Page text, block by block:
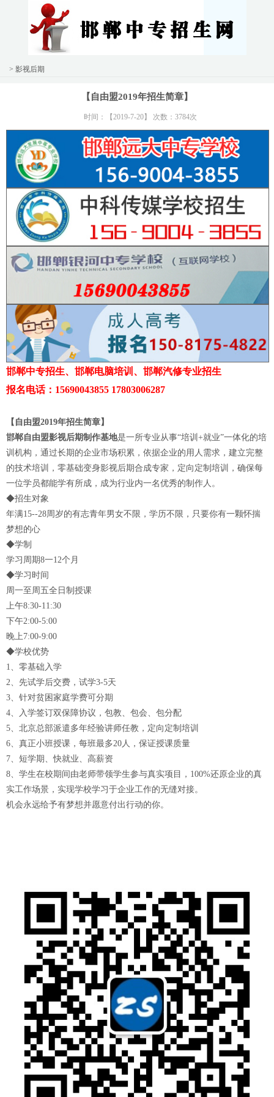
> 影视后期
【自由盟2019年招生简章】
时间：【2019-7-20】 次数：3784次
邯郸中专招生、邯郸电脑培训、邯郸汽修专业招生
报名电话：15690043855 17803006287
【自由盟2019年招生简章】
邯郸自由盟影视后期制作基地是一所专业从事“培训+就业”一体化的培
训机构，通过长期的企业市场积累，依据企业的用人需求，建立完整
的技术培训，零基础变身影视后期合成专家，定向定制培训，确保每
一位学员都能学有所成，成为行业内一名优秀的制作人。
◆招生对象
年满15--28周岁的有志青年男女不限，学历不限，只要你有一颗怀揣
梦想的心
◆学制
学习周期8一12个月
◆学习时间
周一至周五全日制授课
上午8:30-11:30
下午2:00-5:00
晚上7:00-9:00
◆学校优势
1、零基础入学
2、先试学后交费，试学3-5天
3、针对贫困家庭学费可分期
4、入学签订双保障协议，包教、包会、包分配
5、北京总部派遣多年经验讲师任教，定向定制培训
6、真正小班授课，每班最多20人，保证授课质量
7、短学期、快就业、高薪资
8、学生在校期间由老师带领学生参与真实项目，100%还原企业的真
实工作场景，实现学校学习于企业工作的无缝对接。
机会永远给予有梦想并愿意付出行动的你。